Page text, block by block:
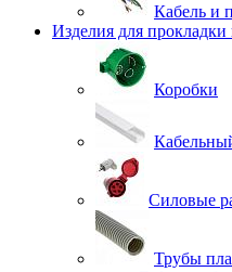
Кабель и
Изделия для прокладки
Коробки
Силовые
Трубы